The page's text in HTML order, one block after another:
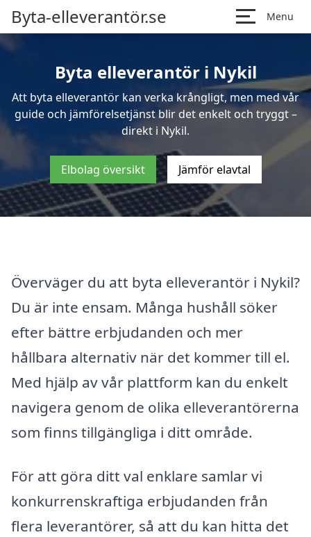
Byta-elleverantör.se Menu
Byta elleverantör i Nykil
Att byta elleverantör kan verka krångligt, men med vår
guide och jämförelsetjänst blir det enkelt och tryggt –
direkt i Nykil.
Elbolag översikt Jämför elavtal
Överväger du att byta elleverantör i Nykil?
Du är inte ensam. Många hushåll söker
efter bättre erbjudanden och mer
hållbara alternativ när det kommer till el.
Med hjälp av vår plattform kan du enkelt
navigera genom de olika elleverantörerna
som finns tillgängliga i ditt område.
För att göra ditt val enklare samlar vi
konkurrenskraftiga erbjudanden från
flera leverantörer, så att du kan hitta det